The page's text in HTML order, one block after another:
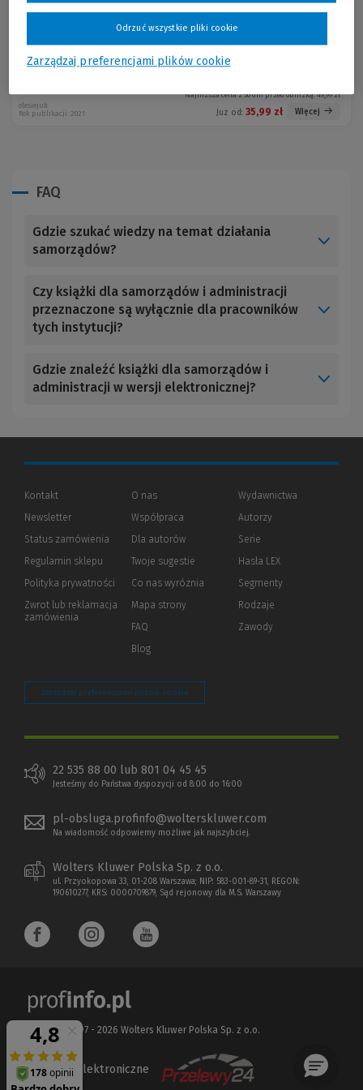
Najniższa cena z 30 dni przed obniżką:49,99 zł
Już od: 35,99 zł Więcej
olesiejuk
Rok publikacji: 2021
FAQ
Gdzie szukać wiedzy na temat działania
samorządów?
Czy książki dla samorządów i administracji
przeznaczone są wyłącznie dla pracowników
tych instytucji?
Gdzie znaleźć książki dla samorządów i
administracji w wersji elektronicznej?
Kontakt
Newsletter
Status zamówienia
Regulamin sklepu
Polityka prywatności (Nowe
(Link
innej
Zwrot lub reklamacja
zamówienia
O nas
Współpraca
Dla autorów(Nowe
(Link
innej
strony)
Twoje sugestie
Co nas wyróżnia
Mapa strony
FAQ
Blog
Wydawnictwa
Autorzy
Serie
Hasła LEX
Segmenty
Rodzaje
Zawody
Zarządzaj preferencjami plików cookie
22 535 88 00 lub 801 04 45 45
Jesteśmy do Państwa dyspozycji od 8:00 do 16:00
pl-obsluga.profinfo@wolterskluwer.com
Na wiadomość odpowiemy możliwe jak najszybciej.
Wolters Kluwer Polska Sp. z o.o.
ul. Przyokopowa 33, 01-208 Warszawa; NIP: 583-001-89-31, REGON:
190610277, KRS: 0000709879, Sąd rejonowy dla M.S. Warszawy
Copyright 1997 - 2026 Wolters Kluwer Polska Sp. z o.o.
Płatności elektroniczne
(Nowe
(Link
Zarządzaj preferencjami plików cookie
Odrzuć wszystkie pliki cookie